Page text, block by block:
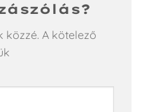
közzé. A kötelező